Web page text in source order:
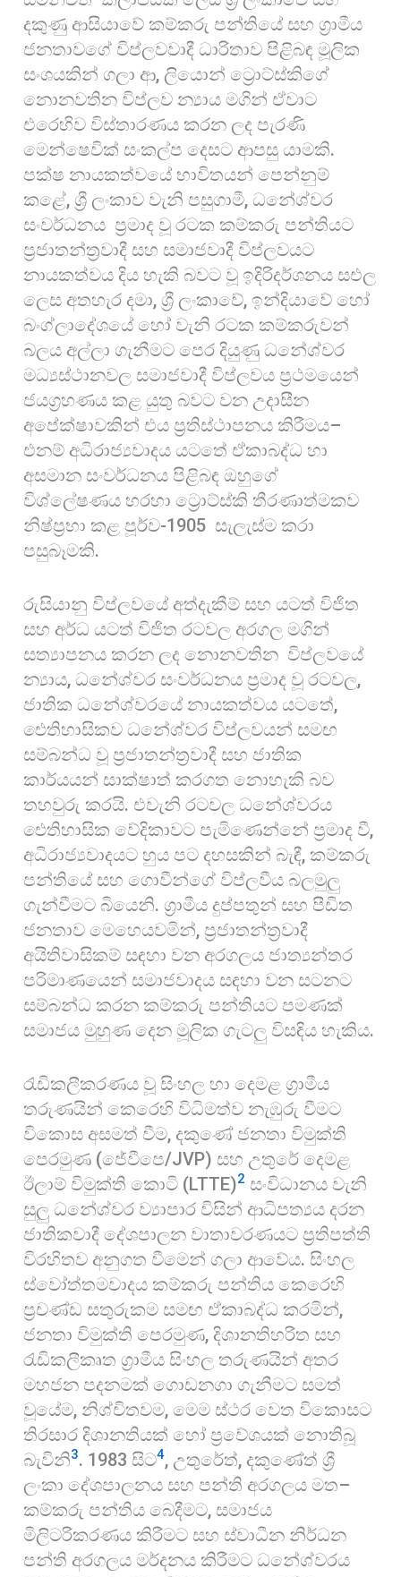
දකුණු ආසියාවේ කම්කරු පන්තියේ සහ ග්‍රාමීය
ජනතාවගේ විප්ලවවාදී ධාරිතාව පිළිබඳ මූලික
සංශයකින් ගලා ආ, ලියොන් ට්‍රොට්ස්කිගේ
නොනවතින විප්ලව න්‍යාය මගින් ඒවාට
එරෙහිව විස්තාරණය කරන ලද පැරණි
මෙන්ෂෙවික් සංකල්ප දෙසට ආපසු යාමකි.
පක්ෂ නායකත්වයේ භාවිතයන් පෙන්නුම්
කළේ, ශ්‍රී ලංකාව වැනි පසුගාමී, ධනේශ්වර
සංවර්ධනය ප්‍රමාද වූ රටක කම්කරු පන්තියට
ප්‍රජාතන්ත්‍රවාදී සහ සමාජවාදී විප්ලවයට
නායකත්වය දිය හැකි බවට වූ ඉදිරිදර්ශනය සඑල
ලෙස අතහැර දමා, ශ්‍රී ලංකාවේ, ඉන්දියාවේ හෝ
බංග්ලාදේශයේ හෝ වැනි රටක කම්කරුවන්
බලය අල්ලා ගැනීමට පෙර දියුණු ධනේශ්වර
මධ්‍යස්ථානවල සමාජවාදී විප්ලවය ප්‍රථමයෙන්
ජයග්‍රහණය කළ යුතු බවට වන උදාසීන
අපේක්ෂාවකින් එය ප්‍රතිස්ථාපනය කිරීමය–
එනම් අධිරාජ්‍යවාදය යටතේ ඒකාබද්ධ හා
අසමාන සංවර්ධනය පිළිබඳ ඔහුගේ
විශ්ලේෂණය හරහා ට්‍රොට්ස්කි තීරණාත්මකව
නිෂ්ප්‍රභා කළ පූර්ව-1905 සැලැස්ම කරා
පසුබෑමකි.
රුසියානු විප්ලවයේ අත්දැකීම් සහ යටත් විජිත
සහ අර්ධ යටත් විජිත රටවල අරගල මගින්
සත්‍යාපනය කරන ලද නොනවතින විප්ලවයේ
න්‍යාය, ධනේශ්වර සංවර්ධනය ප්‍රමාද වූ රටවල,
ජාතික ධනේශ්වරයේ නායකත්වය යටතේ,
ඓතිහාසිකව ධනේශ්වර විප්ලවයන් සමඟ
සම්බන්ධ වූ ප්‍රජාතන්ත්‍රවාදී සහ ජාතික
කාර්යයන් සාක්ෂාත් කරගත නොහැකි බව
තහවුරු කරයි. එවැනි රටවල ධනේශ්වරය
ඓතිහාසික වේදිකාවට පැමිණෙන්නේ ප්‍රමාද වී,
අධිරාජ්‍යවාදයට හුය පට දහසකින් බැඳී, කම්කරු
පන්තියේ සහ ගොවීන්ගේ විප්ලවීය බලමුලු
ගැන්වීමට බියෙනි. ග්‍රාමීය දුප්පතුන් සහ පීඩිත
ජනතාව මෙහෙයවමින්, ප්‍රජාතන්ත්‍රවාදී
අයිතිවාසිකම් සඳහා වන අරගලය ජාත්‍යන්තර
පරිමාණයෙන් සමාජවාදය සඳහා වන සටනට
සම්බන්ධ කරන කම්කරු පන්තියට පමණක්
සමාජය මුහුණ දෙන මූලික ගැටලු විසඳිය හැකිය.
රැඩිකලීකරණය වූ සිංහල හා දෙමළ ග්‍රාමීය
තරුණයින් කෙරෙහි විධිමත්ව නැඹුරු වීමට
විකොස අසමත් වීම, දකුණේ ජනතා විමුක්ති
පෙරමුණ (ජේවීපෙ/JVP) සහ උතුරේ දෙමළ
ඊලාම් විමුක්ති කොටි (LTTE)2 සංවිධානය වැනි
සුලු ධනේශ්වර ව්‍යාපාර විසින් ආධිපත්‍යය දරන
ජාතිකවාදී දේශපාලන වාතාවරණයට ප්‍රතිපත්ති
විරහිතව අනුගත වීමෙන් ගලා ආවේය. සිංහල
ස්වෝත්තමවාදය කම්කරු පන්තිය කෙරෙහි
ප්‍රචණ්ඩ සතුරුකම සමඟ ඒකාබද්ධ කරමින්,
ජනතා විමුක්ති පෙරමුණ, දිශානතිහරිත සහ
රැඩිකලීකෘත ග්‍රාමීය සිංහල තරුණයින් අතර
මහජන පදනමක් ගොඩනගා ගැනීමට සමත්
වූයේම, නිශ්චිතවම, මෙම ස්ථර වෙත විකොසට
තිරසාර දිශානතියක් හෝ ප්‍රවේශයක් නොතිබූ
බැවිනි3. 1983 සිට4, උතුරේත්, දකුණේත් ශ්‍රී
ලංකා දේශපාලනය සහ පන්ති අරගලය මත–
කම්කරු පන්තිය බෙදීමට, සමාජය
මිලිටරිකරණය කිරීමට සහ ස්වාධීන නිර්ධන
පන්ති අරගලය මර්දනය කිරීමට ධනේශ්වරය